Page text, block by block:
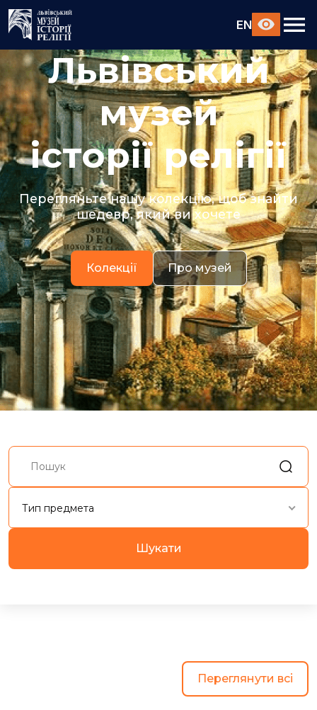
EN
Львівський
музей
історії релігії
Перегляньте нашу колекцію, щоб знайти
шедевр, який ви хочете
Колекції Про музей
Тип предмета
Шукати
Переглянути всі